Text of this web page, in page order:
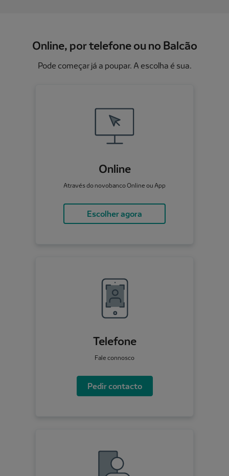
Online, por telefone ou no Balcão
Pode começar já a poupar. A escolha é sua.
Online
Através do novobanco Online ou App
Escolher agora
Telefone
Fale connosco
Pedir contacto